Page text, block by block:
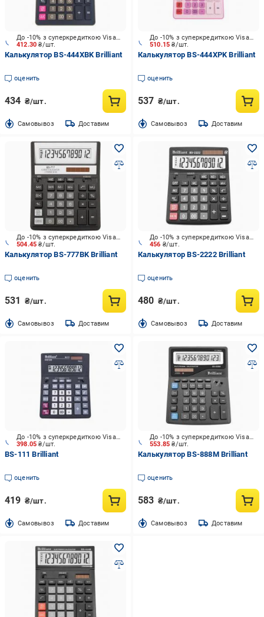
412.30₴/шт.
До -10% з суперкредиткою Visa Вигода
Калькулятор BS-444XBK Brilliant
оценить
434 ₴/шт.
Cамовывоз Доставим
510.15₴/шт.
До -10% з суперкредиткою Visa Вигода
Калькулятор BS-444XPK Brilliant
оценить
537 ₴/шт.
Cамовывоз Доставим
504.45₴/шт.
До -10% з суперкредиткою Visa Вигода
Калькулятор BS-777BK Brilliant
оценить
531 ₴/шт.
Cамовывоз Доставим
456 ₴/шт.
До -10% з суперкредиткою Visa Вигода
Калькулятор BS-2222 Brilliant
оценить
480 ₴/шт.
Cамовывоз Доставим
398.05₴/шт.
До -10% з суперкредиткою Visa Вигода
BS-111 Brilliant
оценить
419 ₴/шт.
Cамовывоз Доставим
553.85₴/шт.
До -10% з суперкредиткою Visa Вигода
Калькулятор BS-888M Brilliant
оценить
583 ₴/шт.
Cамовывоз Доставим